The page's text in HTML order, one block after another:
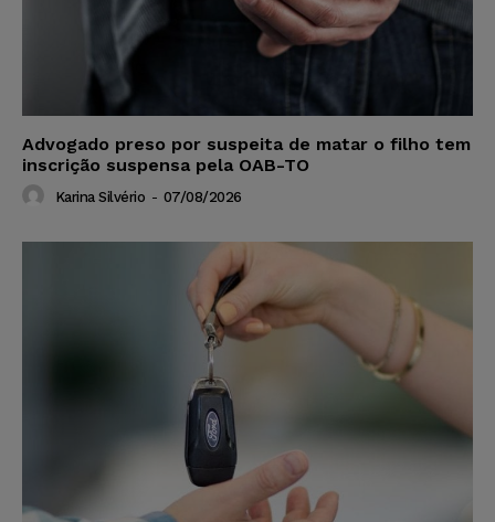
Advogado preso por suspeita de matar o filho tem
inscrição suspensa pela OAB-TO
Karina Silvério - 07/08/2026